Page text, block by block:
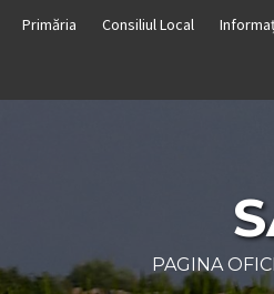
Primăria Consiliul Local
PAGINA